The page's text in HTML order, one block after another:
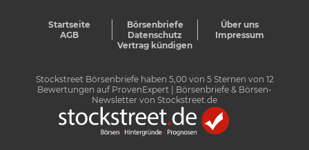
Startseite Börsenbriefe
Über uns
AGB
Datenschutz
Impressum
Vertrag kündigen
Stockstreet Börsenbriefe haben 5,00von 5Sternen von 12
Bewertungen auf ProvenExpert
| Börsenbriefe & Börsen-
Newsletter von Stockstreet.de